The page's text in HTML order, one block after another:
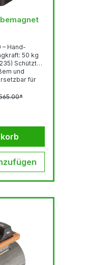
– Hand-
und
muss (max.